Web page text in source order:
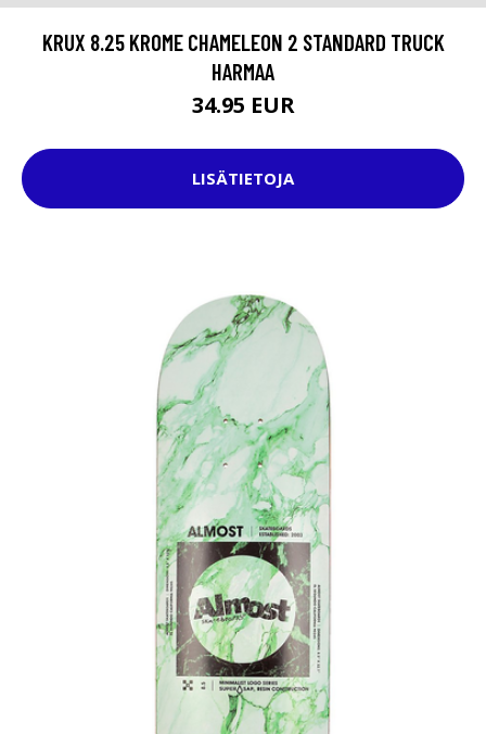
KRUX 8.25 KROME CHAMELEON 2 STANDARD TRUCK
HARMAA
34.95 EUR
LISÄTIETOJA